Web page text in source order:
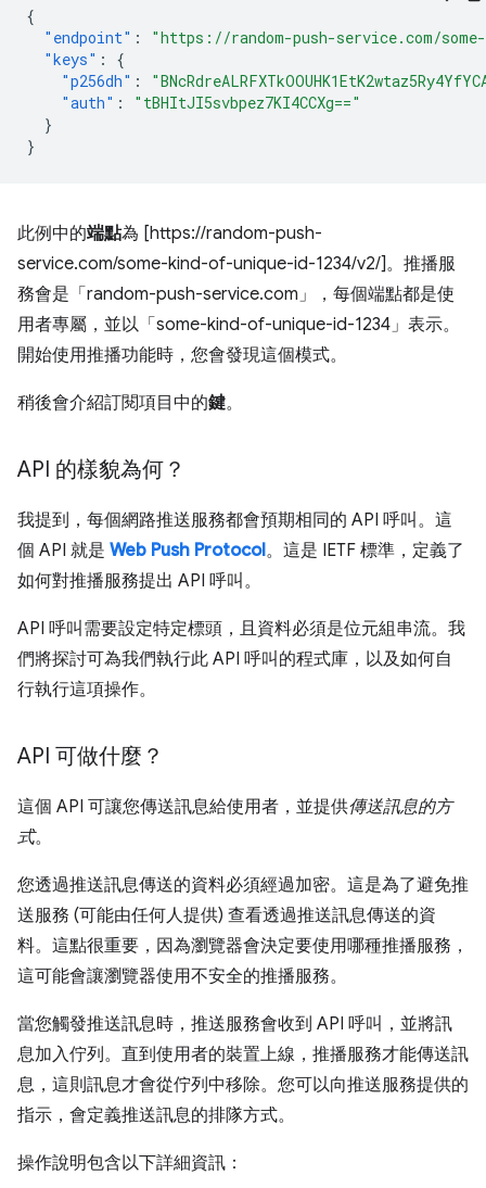
{
"endpoint" :
"https://random-push-service.com/
"keys" :
{
"p256dh" :
"auth" :
"tBHItJI5svbpez7KI4CCXg=="
}
}
此例中的端點為 [https://random-push-
service.com/some-kind-of-unique-id-1234/v2/]。推播服
務會是「random-push-service.com」，每個端點都是使
用者專屬，並以「some-kind-of-unique-id-1234」表示。
開始使用推播功能時，您會發現這個模式。
稍後會介紹訂閱項目中的鍵。
API 的樣貌為何？
我提到，每個網路推送服務都會預期相同的 API 呼叫。這
個 API 就是 Web Push Protocol。這是 IETF 標準，定義了
如何對推播服務提出 API 呼叫。
API 呼叫需要設定特定標頭，且資料必須是位元組串流。我
們將探討可為我們執行此 API 呼叫的程式庫，以及如何自
行執行這項操作。
API 可做什麼？
這個 API 可讓您傳送訊息給使用者，並提供傳送訊息的方
式。
您透過推送訊息傳送的資料必須經過加密。這是為了避免推
送服務 (可能由任何人提供) 查看透過推送訊息傳送的資
料。這點很重要，因為瀏覽器會決定要使用哪種推播服務，
這可能會讓瀏覽器使用不安全的推播服務。
當您觸發推送訊息時，推送服務會收到 API 呼叫，並將訊
息加入佇列。直到使用者的裝置上線，推播服務才能傳送訊
息，這則訊息才會從佇列中移除。您可以向推送服務提供的
指示，會定義推送訊息的排隊方式。
操作說明包含以下詳細資訊：